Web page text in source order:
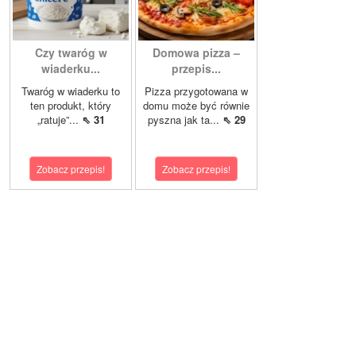
Czy twaróg w
wiaderku...
Twaróg w wiaderku to
ten produkt, który
„ratuje”... ⇖ 31
Zobacz przepis!
Domowa pizza –
przepis...
Pizza przygotowana w
domu może być równie
pyszna jak ta... ⇖ 29
Zobacz przepis!